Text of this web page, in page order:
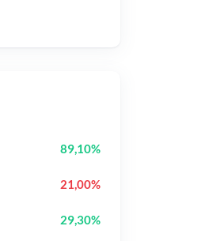
89,10%
21,00%
29,30%